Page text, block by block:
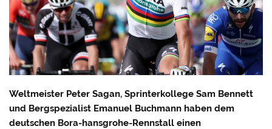
Weltmeister Peter Sagan, Sprinterkollege Sam Bennett
und Bergspezialist Emanuel Buchmann haben dem
deutschen Bora-hansgrohe-Rennstall einen